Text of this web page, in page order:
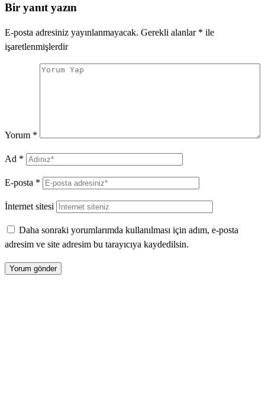
Bir yanıt yazın
E-posta adresiniz yayınlanmayacak. Gerekli alanlar * ile
işaretlenmişlerdir
Yorum *
Ad *
E-posta *
İnternet sitesi
Daha sonraki yorumlarımda kullanılması için adım, e-posta
adresim ve site adresim bu tarayıcıya kaydedilsin.